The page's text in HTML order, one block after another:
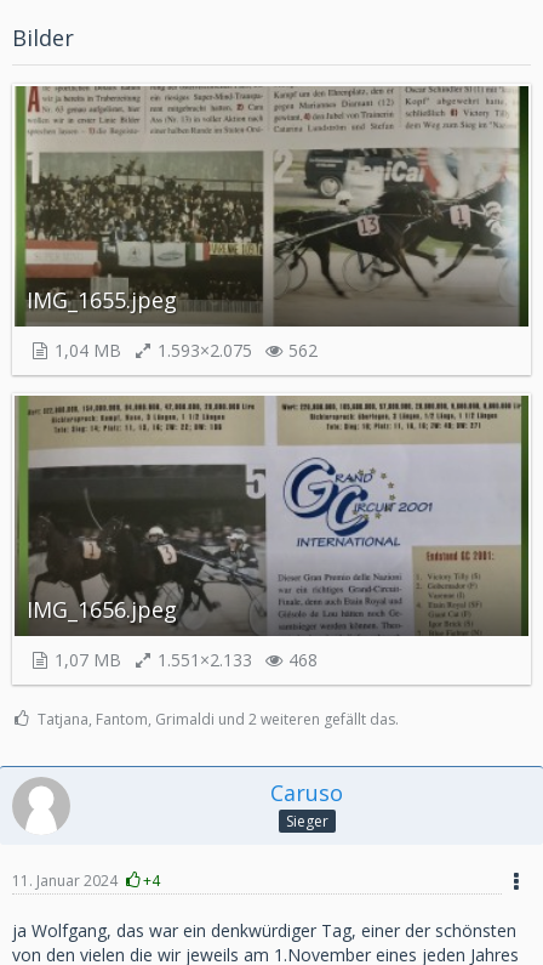
Bilder
IMG_1655.jpeg
1,04 MB 1.593×2.075 562
IMG_1656.jpeg
1,07 MB 1.551×2.133 468
Tatjana, Fantom, Grimaldi und 2 weiteren gefällt das.
Caruso
Sieger
11. Januar 2024 +4
ja Wolfgang, das war ein denkwürdiger Tag, einer der schönsten
von den vielen die wir jeweils am 1.November eines jeden Jahres